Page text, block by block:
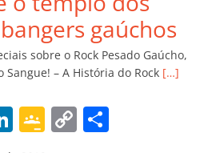
a
ss
ro
o
m
k h
ar
gaúchos
sobre o Rock Pesado Gaúcho,
– A História do Rock […]
Li
n
G
o
C